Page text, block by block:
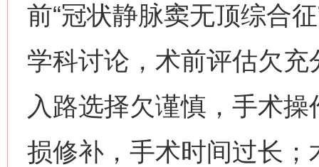
前“冠状静脉窦无顶综合
学科讨论，术前评估欠
入路选择欠谨慎，手术
损修补，手术时间过长